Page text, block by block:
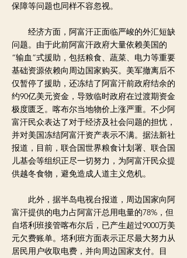
保障等问题也同样不容忽视。
经济方面，阿富汗正面临严峻的外汇短缺
问题。由于此前阿富汗政府大量依赖美国的
“输血”式援助，包括粮食、蔬菜、电力等重要
基础资源依赖向周边国家购买。美军撤离后不
仅暂停了援助，还冻结了阿富汗前政府结余的
约90亿美元资金，导致临时政府在过渡期资金
极度匮乏。喀布尔当地物价上涨严重。不少阿
富汗民众表达了对于经济及社会问题的担忧，
并对美国冻结阿富汗资产表示不满。据法新社
报道，目前，联合国世界粮食计划署、联合国
儿基会等组织正尽一切努力，为阿富汗民众提
供越冬食物，避免造成人道主义危机。
此外，据半岛电视台报道，周边国家向阿
富汗提供的电力占阿富汗总用电量的78%，但
自塔利班接管喀布尔后，已产生超过9000万美
元欠费账单。塔利班方面表示正尽最大努力从
居民用户收取电费，并向周边国家支付。目